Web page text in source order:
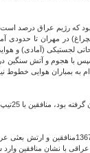
که رژیم عراق درصد است
در مهران تا حدودی
لجستیکی (آمادی) و
با هجوم و آتش سنگین در
به بمباران هوایی خطوط
مجموعاً بین چهار تا پنج هزار نیروی عملیاتی برآورد می‌گردید.
مقارن ساعت 14:30 سوم